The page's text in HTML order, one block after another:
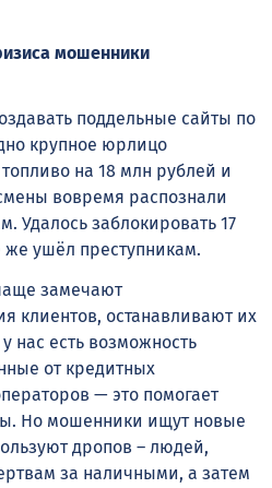
мошенники
поддельные сайты по
крупное юрлицо
на 18 млн рублей и
вовремя распознали
Удалось заблокировать 17
же ушёл преступникам.
замечают
клиентов, останавливают их
нас есть возможность
от кредитных
— это помогает
Но мошенники ищут новые
дропов – людей,
за наличными, а затем